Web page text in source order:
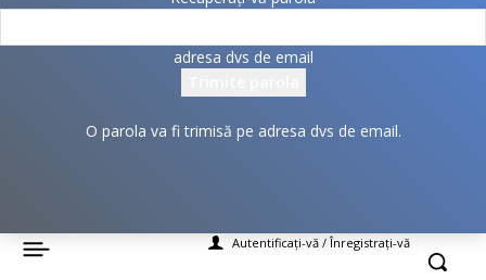
adresa dvs de email
O parola va fi trimisă pe adresa dvs de email.
Autentificați-vă / Înregistrați-vă